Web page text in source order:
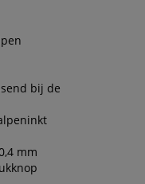
bij de
mm